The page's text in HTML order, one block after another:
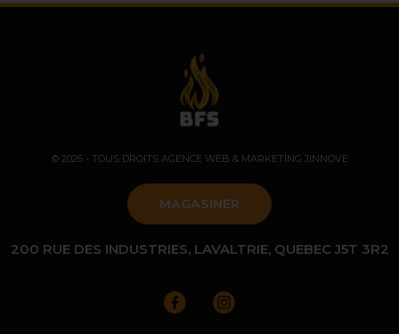
© 2026 - TOUS DROITS AGENCE WEB & MARKETING JINNOVE
MAGASINER
200 RUE DES INDUSTRIES, LAVALTRIE, QUEBEC J5T 3R2